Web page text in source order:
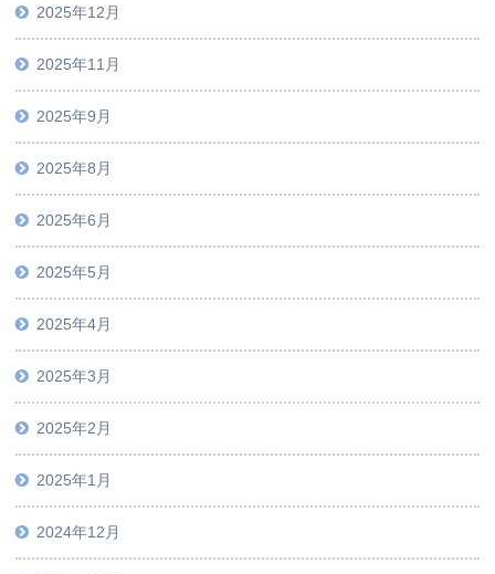
2025年12月
2025年11月
2025年9月
2025年8月
2025年6月
2025年5月
2025年4月
2025年3月
2025年2月
2025年1月
2024年12月